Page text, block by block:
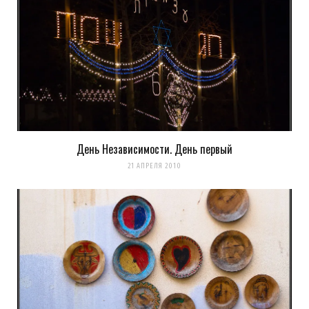
прохладно потому что зимой было снято :-)
Загрузка...
День Независимости. День первый
21 АПРЕЛЯ 2010